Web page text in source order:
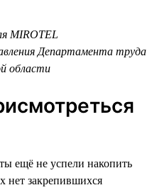
MIROTEL
Департамента труда
области
ещё не успели накопить
закрепившихся